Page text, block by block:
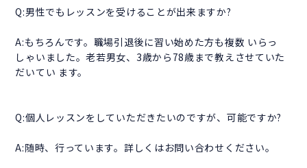
Q:男性でもレッスンを受けることが出来ますか?
A:もちろんです。職場引退後に習い始めた方も複数 いらっ
しゃいました。老若男女、3歳から78歳まで教えさせていた
だいてい ます。
Q:個人レッスンをしていただきたいのですが、可能ですか?
A:随時、行っています。詳しくはお問い合わせください。